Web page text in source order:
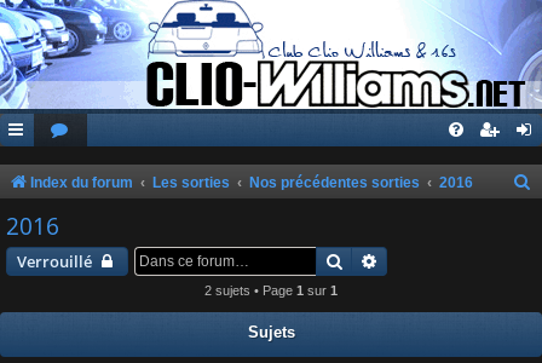
Index du forum Les sorties Nos précédentes sorties 2016
2016
Verrouillé Rechercher
2 sujets • Page 1 sur 1
Sujets